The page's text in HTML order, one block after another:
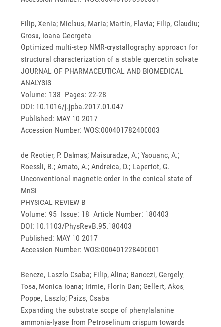
Filip, Xenia; Miclaus, Maria; Martin, Flavia; Filip, Claudiu;
Grosu, Ioana Georgeta
Optimized multi-step NMR-crystallography approach for
structural characterization of a stable quercetin solvate
JOURNAL OF PHARMACEUTICAL AND BIOMEDICAL
ANALYSIS
Volume: 138 Pages: 22-28
DOI: 10.1016/j.jpba.2017.01.047
Published: MAY 10 2017
Accession Number: WOS:000401782400003
de Reotier, P. Dalmas; Maisuradze, A.; Yaouanc, A.;
Roessli, B.; Amato, A.; Andreica, D.; Lapertot, G.
Unconventional magnetic order in the conical state of
MnSi
PHYSICAL REVIEW B
Volume: 95 Issue: 18 Article Number: 180403
DOI: 10.1103/PhysRevB.95.180403
Published: MAY 10 2017
Accession Number: WOS:000401228400001
Bencze, Laszlo Csaba; Filip, Alina; Banoczi, Gergely;
Tosa, Monica Ioana; Irimie, Florin Dan; Gellert, Akos;
Poppe, Laszlo; Paizs, Csaba
Expanding the substrate scope of phenylalanine
ammonia-lyase from Petroselinum crispum towards